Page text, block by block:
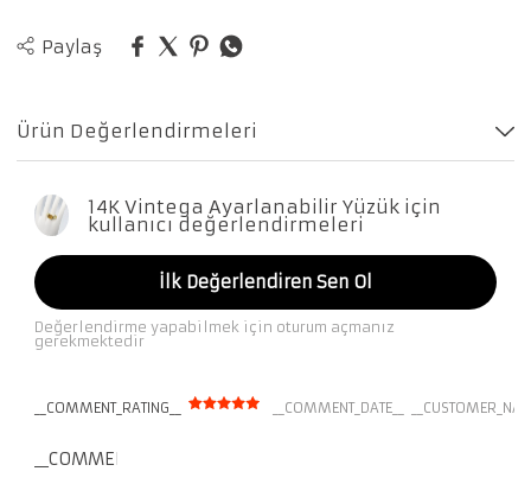
Paylaş
Ürün Değerlendirmeleri
14K Vintega Ayarlanabilir Yüzük için
kullanıcı değerlendirmeleri
İlk Değerlendiren Sen Ol
Değerlendirme yapabilmek için oturum açmanız
gerekmektedir
__COMMENT_RATING__ __COMMENT_DATE__
__COMMENT_THUMBNAIL_IMG__